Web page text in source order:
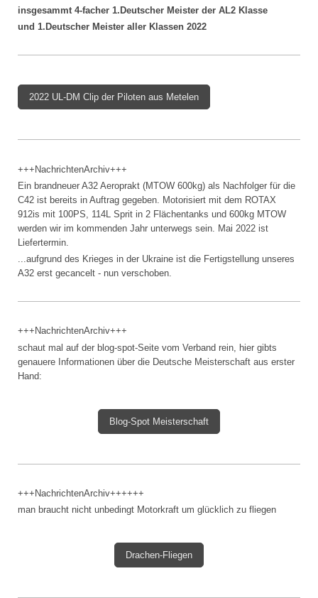
insgesammt 4-facher 1.Deutscher Meister der AL2 Klasse
und 1.Deutscher Meister aller Klassen 2022
2022 UL-DM Clip der Piloten aus Metelen
+++NachrichtenArchiv+++
Ein brandneuer A32 Aeroprakt (MTOW 600kg) als Nachfolger für die
C42 ist bereits in Auftrag gegeben. Motorisiert mit dem ROTAX
912is mit 100PS, 114L Sprit in 2 Flächentanks und 600kg MTOW
werden wir im kommenden Jahr unterwegs sein. Mai 2022 ist
Liefertermin.
...aufgrund des Krieges in der Ukraine ist die Fertigstellung unseres
A32 erst gecancelt - nun verschoben.
+++NachrichtenArchiv+++
schaut mal auf der blog-spot-Seite vom Verband rein, hier gibts
genauere Informationen über die Deutsche Meisterschaft aus erster
Hand:
Blog-Spot Meisterschaft
+++NachrichtenArchiv++++++
man braucht nicht unbedingt Motorkraft um glücklich zu fliegen
Drachen-Fliegen